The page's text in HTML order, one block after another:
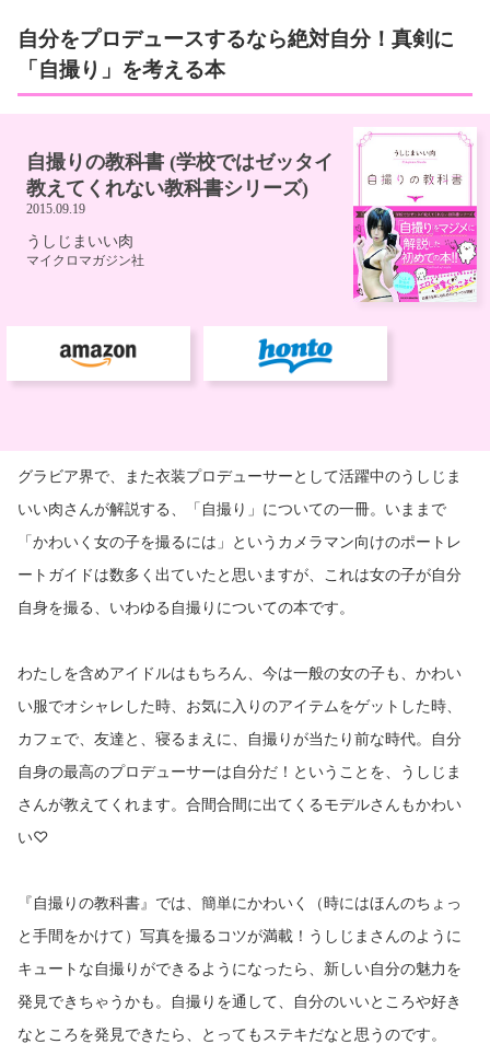
自分をプロデュースするなら絶対自分！真剣に
「自撮り」を考える本
グラビア界で、また衣装プロデューサーとして活躍中のうしじま
いい肉さんが解説する、「自撮り」についての一冊。いままで
「かわいく女の子を撮るには」というカメラマン向けのポートレ
ートガイドは数多く出ていたと思いますが、これは女の子が自分
自身を撮る、いわゆる自撮りについての本です。
わたしを含めアイドルはもちろん、今は一般の女の子も、かわい
い服でオシャレした時、お気に入りのアイテムをゲットした時、
カフェで、友達と、寝るまえに、自撮りが当たり前な時代。自分
自身の最高のプロデューサーは自分だ！ということを、うしじま
さんが教えてくれます。合間合間に出てくるモデルさんもかわい
い♡
『自撮りの教科書』では、簡単にかわいく（時にはほんのちょっ
と手間をかけて）写真を撮るコツが満載！うしじまさんのように
キュートな自撮りができるようになったら、新しい自分の魅力を
発見できちゃうかも。自撮りを通して、自分のいいところや好き
なところを発見できたら、とってもステキだなと思うのです。